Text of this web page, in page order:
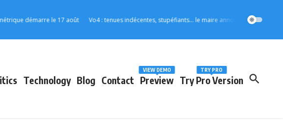
le 17 août Vo4 : tenues indécentes, stupéfiants… le maire annonce des mesures strictes
Technology Blog Contact Preview
VIEW DEMO
Try Pro Version
TRY PRO